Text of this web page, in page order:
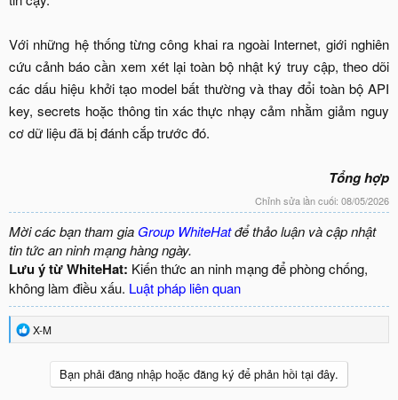
Với những hệ thống từng công khai ra ngoài Internet, giới nghiên
cứu cảnh báo cần xem xét lại toàn bộ nhật ký truy cập, theo dõi
các dấu hiệu khởi tạo model bất thường và thay đổi toàn bộ API
key, secrets hoặc thông tin xác thực nhạy cảm nhằm giảm nguy
cơ dữ liệu đã bị đánh cắp trước đó.
Tổng hợp
Chỉnh sửa lần cuối: 08/05/2026
Mời các bạn tham gia Group WhiteHatđể thảo luận và cập nhật
tin tức an ninh mạng hàng ngày.
Lưu ý từ WhiteHat: Kiến thức an ninh mạng để phòng chống,
không làm điều xấu. Luật pháp liên quan
R
e
X-M
Bạn phải đăng nhập hoặc đăng ký để phản hồi tại đây.